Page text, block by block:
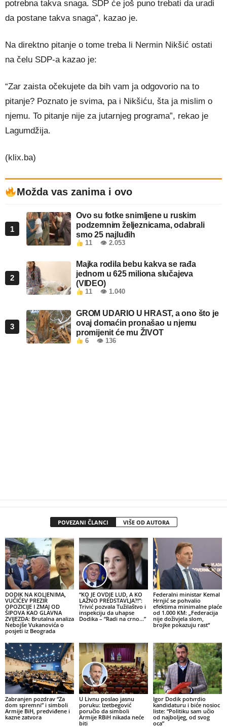
potrebna takva snaga. SDP će još puno trebati da uradi
da postane takva snaga”, kazao je.
Na direktno pitanje o tome treba li Nermin Nikšić ostati
na čelu SDP-a kazao je:
“Zar zaista očekujete da bih vam ja odgovorio na to
pitanje? Poznato je svima, pa i Nikšiću, šta ja mislim o
njemu. To pitanje nije za jutarnjeg programa”, rekao je
Lagumdžija.
(klix.ba)
Možda vas zanima i ovo
1
Ovo su fotke snimljene u ruskim
podzemnim željeznicama, odabrali
smo 25 najluđih
11 👁 2.053
2
Majka rodila bebu kakva se rađa
jednom u 625 miliona slučajeva
(VIDEO)
11 👁 1.040
3
GROM UDARIO U HRAST, a ono što je
ovaj domaćin pronašao u njemu
promijenit će mu ŽIVOT
6 👁 136
POVEZANI ČLANCI VIŠE OD AUTORA
DODIK NA KOLJENIMA,
VUČIĆEV PREZIR
OPOZICIJE I ZMAJ OD
ŠIPOVA KAO GLAVNA
ZVIJEZDA: Brutalna analiza
Nebojše Vukanovića o
posjeti iz Beograda
“KO JE OVDJE LUD, A KO
LAŽNO PREDSTAVLJA?!”:
Trivić pozvala Tužilaštvo i
inspekciju da uhapse
Dodika – “Radi na crno…”
Federalni ministar Kemal
Hrnjić se pohvalio
efektima minimalne plaće
od 1.000 KM: „Federacija
nije doživjela slom,
brojke pokazuju rast“
Zabranjen pozdrav “Za
dom spremni” i simboli
Armije BiH, predviđene i
kazne zatvora
U Livnu poslao jasnu
poruku: Izetbegović
poručio da simboli
Armije RBiH nikada neće
biti
Igor Dodik potvrdio
kandidaturu i biće nosioc
liste: “Politiku sam učio
od najboljeg, od svog
oca”